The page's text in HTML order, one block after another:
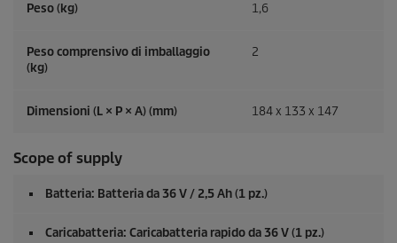
Peso (kg) 1,6
Peso comprensivo di imballaggio
(kg)
2
Dimensioni (L × P × A) (mm) 184 x 133 x 147
Scope of supply
Batteria: Batteria da 36 V / 2,5 Ah (1 pz.)
Caricabatteria: Caricabatteria rapido da 36 V (1 pz.)